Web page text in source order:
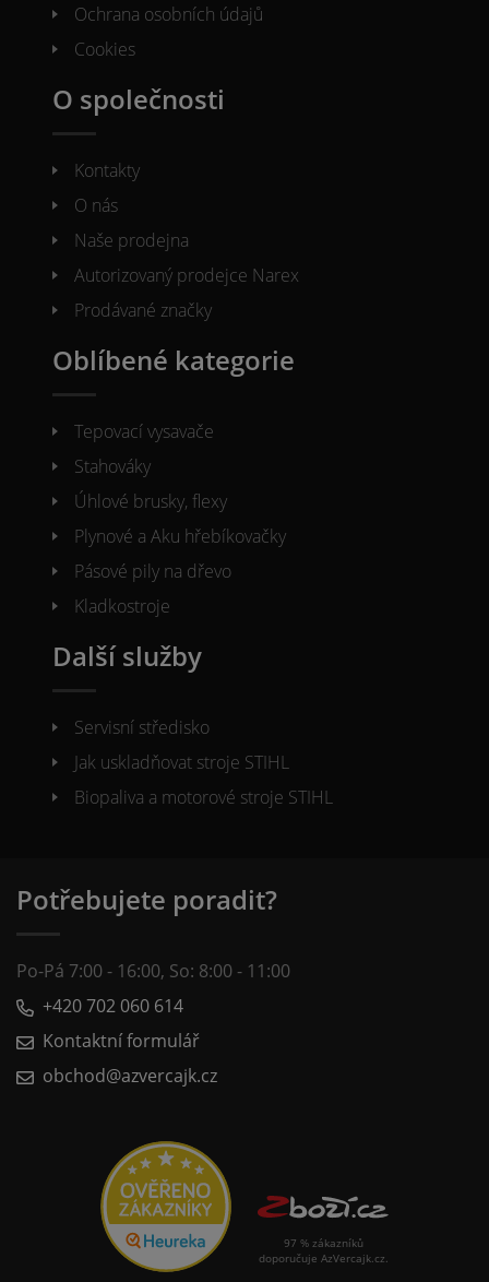
Ochrana osobních údajů
Cookies
O společnosti
Kontakty
O nás
Naše prodejna
Autorizovaný prodejce Narex
Prodávané značky
Oblíbené kategorie
Tepovací vysavače
Stahováky
Úhlové brusky, flexy
Plynové a Aku hřebíkovačky
Pásové pily na dřevo
Kladkostroje
Další služby
Servisní středisko
Jak uskladňovat stroje STIHL
Biopaliva a motorové stroje STIHL
Potřebujete poradit?
Po-Pá 7:00 - 16:00, So: 8:00 - 11:00
+420 702 060 614
Kontaktní formulář
obchod@azvercajk.cz
97 % zákazníků
doporučuje AzVercajk.cz.